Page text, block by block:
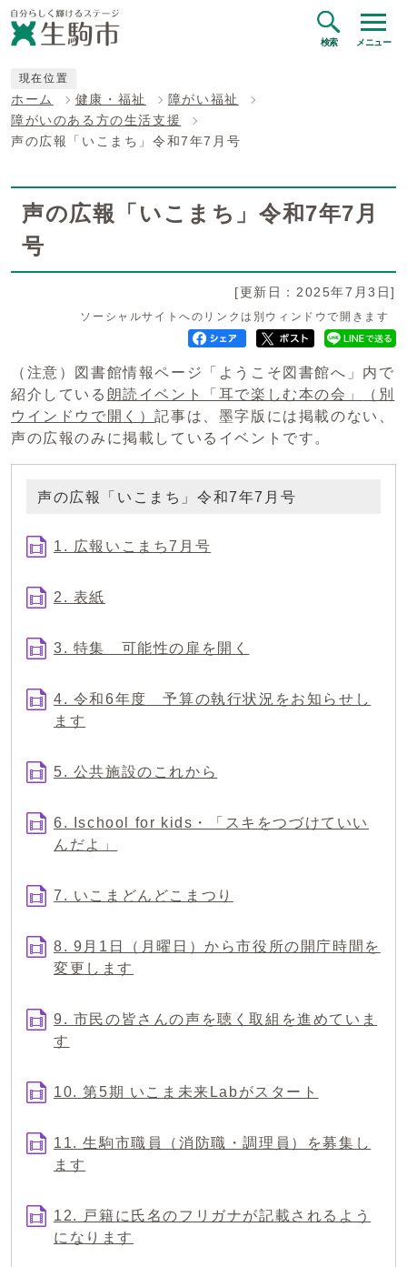
検索 メニュー
現在位置
ホーム 健康・福祉
障がい福祉
障がいのある方の生活支援
声の広報「いこまち」令和7年7月号
声の広報「いこまち」令和7年7月
号
[更新日：2025年7月3日]
ソーシャルサイトへのリンクは別ウィンドウで開きます
（注意）図書館情報ページ「ようこそ図書館へ」内で
紹介している 朗読イベント「耳で楽しむ本の会」
（別
ウインドウで開く）記事は、墨字版には掲載のない、
声の広報のみに掲載しているイベントです。
声の広報「いこまち」令和7年7月号
1. 広報いこまち7月号
2. 表紙
3. 特集 可能性の扉を開く
4. 令和6年度 予算の執行状況をお知らせし
ます
5. 公共施設のこれから
6. Ischool for kids・「スキをつづけていい
んだよ」
7. いこまどんどこまつり
8. 9月1日（月曜日）から市役所の開庁時間を
変更します
9. 市民の皆さんの声を聴く取組を進めていま
す
10. 第5期 いこま未来Labがスタート
11. 生駒市職員（消防職・調理員）を募集し
ます
12. 戸籍に氏名のフリガナが記載されるよう
になります